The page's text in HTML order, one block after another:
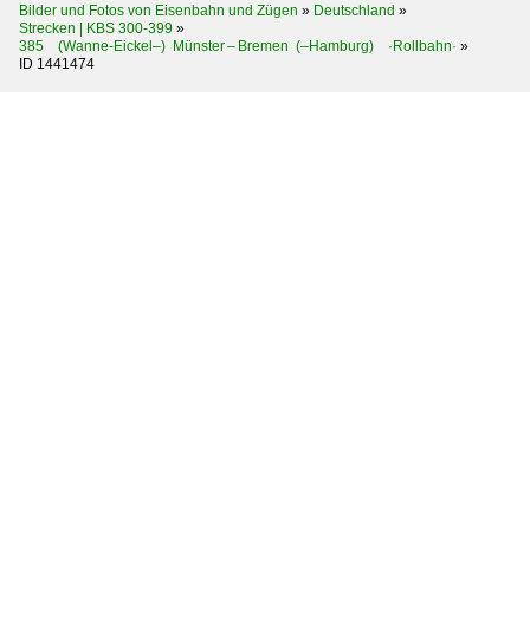
Bilder und Fotos von Eisenbahn und Zügen » Deutschland »
Strecken | KBS 300-399 »
385 (Wanne-Eickel–) Münster – Bremen (–Hamburg) ·Rollbahn· »
ID 1441474